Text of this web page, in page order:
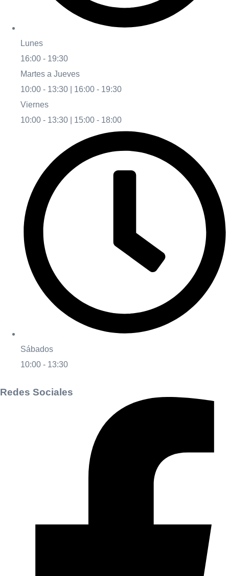
Lunes
16:00 - 19:30
Martes a Jueves
10:00 - 13:30 | 16:00 - 19:30
Viernes
10:00 - 13:30 | 15:00 - 18:00
Sábados
10:00 - 13:30
Redes Sociales